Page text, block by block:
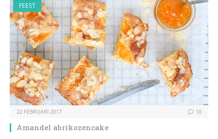
FEEST
22 FEBRUARI 2017 10
Amandel abrikozencake